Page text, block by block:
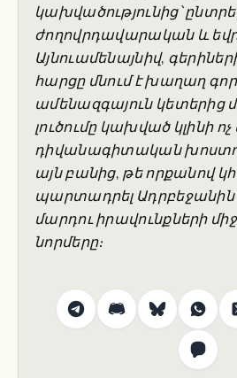
կախվածությունից՝
ժողովրդավարական և
Այնուամենայնիվ,
հարցը մնում է խաղաղ
ամենազգայուն կետերից
լուծումը կախված կլինի ոչ
դիվանագիտական
այն բանից, թե որքանով
պարտադրել Ադրբեջանին
մարդու իրավունքների
նորմերը։